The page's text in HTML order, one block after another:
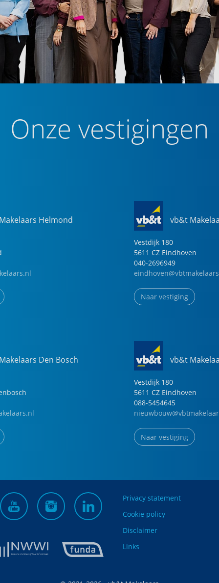
van Veldhoven. U woont hier in een rustige,
buurtbewoners en jonge gezinnen. Met een
op korte afstand. De verbindingen
Daarnaast zijn ASML, de High Tech
het open huis op 28 februari van 13:00 tot 17:00
Onze vestigingen
Helmond vb&t
Vestdijk 180
5611 CZ Eindhoven
040-2696949
Naar vestiging
Den Bosch vb&t
Vestdijk 180
5611 CZ Eindhoven
088-5454645
Naar vestiging
Privacy statement
Cookie policy
Disclaimer
Links